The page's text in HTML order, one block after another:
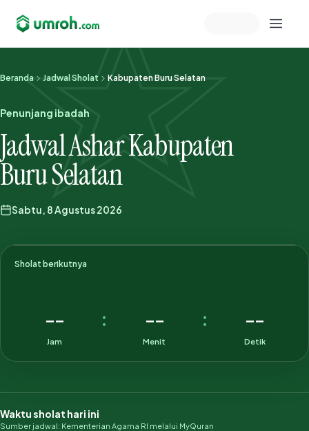
Memeriksa sesi akun
Beranda Jadwal Sholat Kabupaten Buru Selatan
Penunjang ibadah
Jadwal Ashar Kabupaten
Buru Selatan
Sabtu, 8 Agustus 2026
Sholat berikutnya
--
Jam
: --
Menit
: --
Detik
Waktu sholat hari ini
Sumber jadwal: Kementerian Agama RI melalui MyQuran